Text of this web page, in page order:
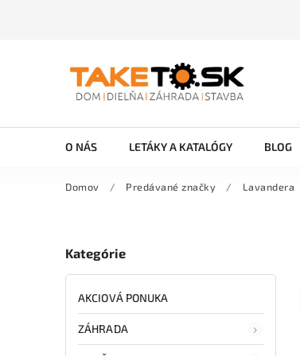
O NÁS LETÁKY A KATALÓGY BLOG
Domov / Predávané značky / Lavandera
Kategórie
AKCIOVÁ PONUKA
ZÁHRADA